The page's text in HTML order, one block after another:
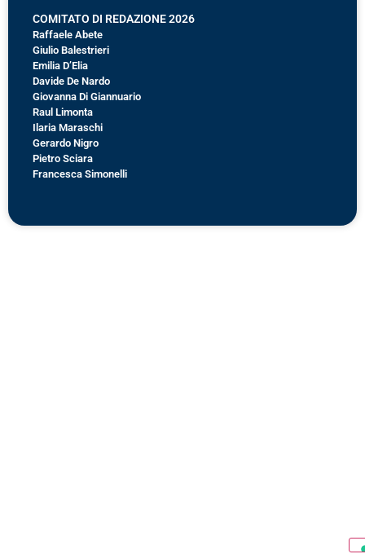
COMITATO DI REDAZIONE 2026
Raffaele Abete
Giulio Balestrieri
Emilia D’Elia
Davide De Nardo
Giovanna Di Giannuario
Raul Limonta
Ilaria Maraschi
Gerardo Nigro
Pietro Sciara
Francesca Simonelli